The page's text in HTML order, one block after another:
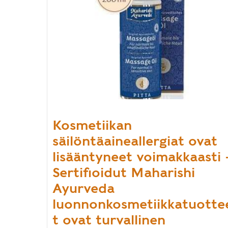
Kosmetiikan
säilöntäaineallergiat ovat
lisääntyneet voimakkaasti
Sertifioidut Maharishi
Ayurveda
t ovat turvallinen